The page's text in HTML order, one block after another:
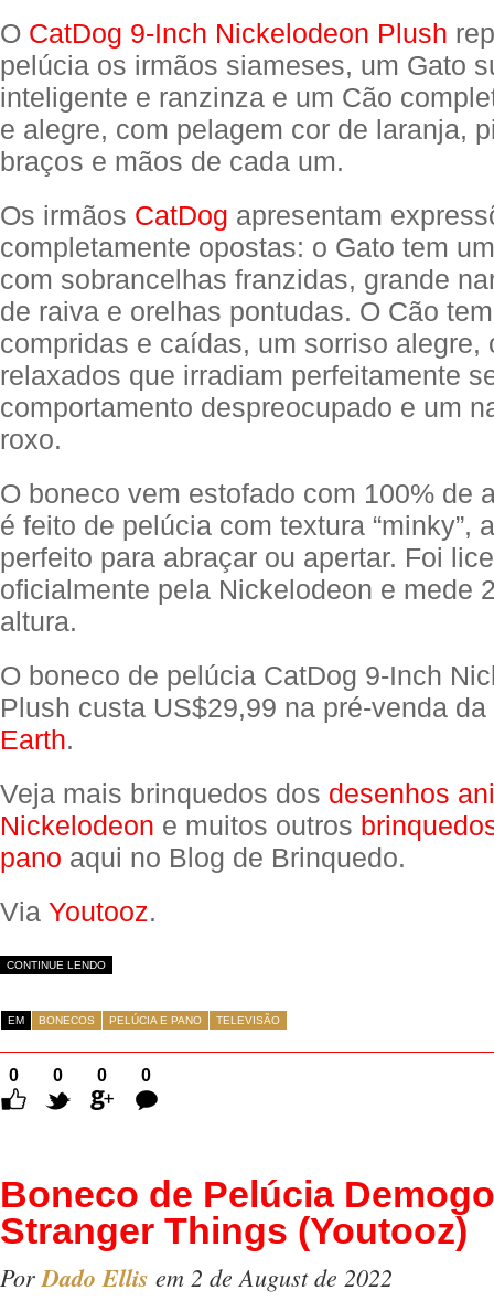
O CatDog 9-Inch Nickelodeon Plush
pelúcia os irmãos siameses, um Gato
inteligente e ranzinza e um Cão
e alegre, com pelagem cor de laranja,
braços e mãos de cada um.
Os irmãos CatDog apresentam
completamente opostas: o Gato tem
com sobrancelhas franzidas, grande
de raiva e orelhas pontudas. O Cão
compridas e caídas, um sorriso alegre,
relaxados que irradiam perfeitamente
comportamento despreocupado e um
roxo.
O boneco vem estofado com 100% de
é feito de pelúcia com textura “minky”,
perfeito para abraçar ou apertar. Foi
oficialmente pela Nickelodeon e mede
altura.
O boneco de pelúcia CatDog 9-Inch
Plush custa US$29,99 na pré-venda da
Earth.
Veja mais brinquedos dos desenhos
Nickelodeon e muitos outros
pano aqui no Blog de Brinquedo.
Via Youtooz.
CONTINUE LENDO
EM BONECOS PELÚCIA E PANO TELEVISÃO
0 0 0
0
Comentários
Boneco de Pelúcia
Stranger Things (Youtooz)
PorDado Ellis em 2 de August de 2022